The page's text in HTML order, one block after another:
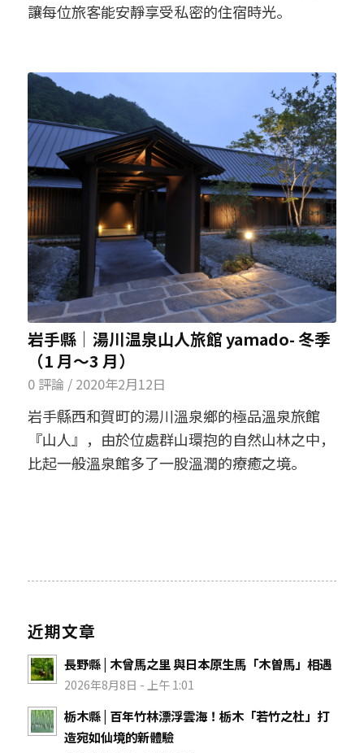
讓每位旅客能安靜享受私密的住宿時光。
岩手縣│湯川温泉山人旅館 yamado- 冬季
（1 月～3 月）
0 評論 / 2020年2月12日
岩手縣西和賀町的湯川溫泉鄉的極品溫泉旅館
『山人』，由於位處群山環抱的自然山林之中，
比起一般溫泉館多了一股溫潤的療癒之境。
近期文章
長野縣 | 木曾馬之里 與日本原生馬「木曽馬」相遇
2026年8月8日 - 上午 1:01
栃木縣 | 百年竹林漂浮雲海！栃木「若竹之杜」打
造宛如仙境的新體驗